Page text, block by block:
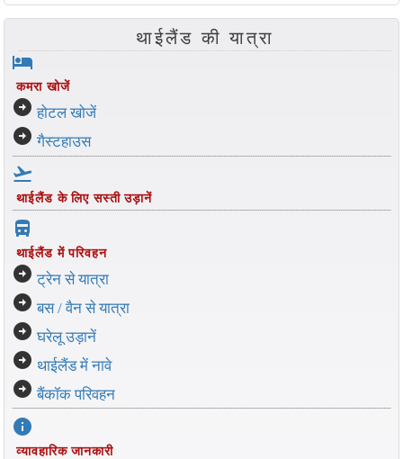
थाईलैंड की यात्रा
hotel
कमरा खोजें
arrow_circle_right होटल खोजें
arrow_circle_right गैस्टहाउस
flight_takeoff
थाईलैंड के लिए सस्ती उड़ानें
directions_bus_filled
थाईलैंड में परिवहन
arrow_circle_right ट्रेन से यात्रा
arrow_circle_right बस / वैन से यात्रा
arrow_circle_right घरेलू उड़ानें
arrow_circle_right थाईलैंड में नावे
arrow_circle_right बैंकॉक परिवहन
info
व्यावहारिक जानकारी